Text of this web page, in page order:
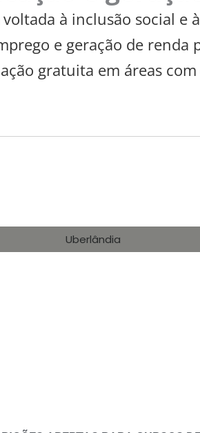
à inclusão social e
e geração de
gratuita em áreas